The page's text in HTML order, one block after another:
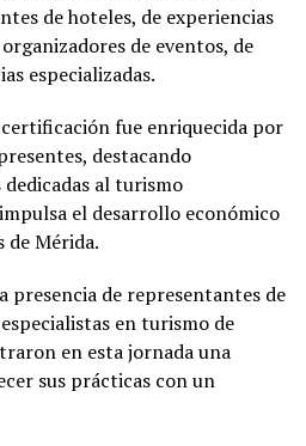
de hoteles, de experiencias
de eventos, de
especializadas.
fue enriquecida por
destacando
al turismo
el desarrollo económico
de Mérida.
presencia de representantes de
en turismo de
en esta jornada una
sus prácticas con un